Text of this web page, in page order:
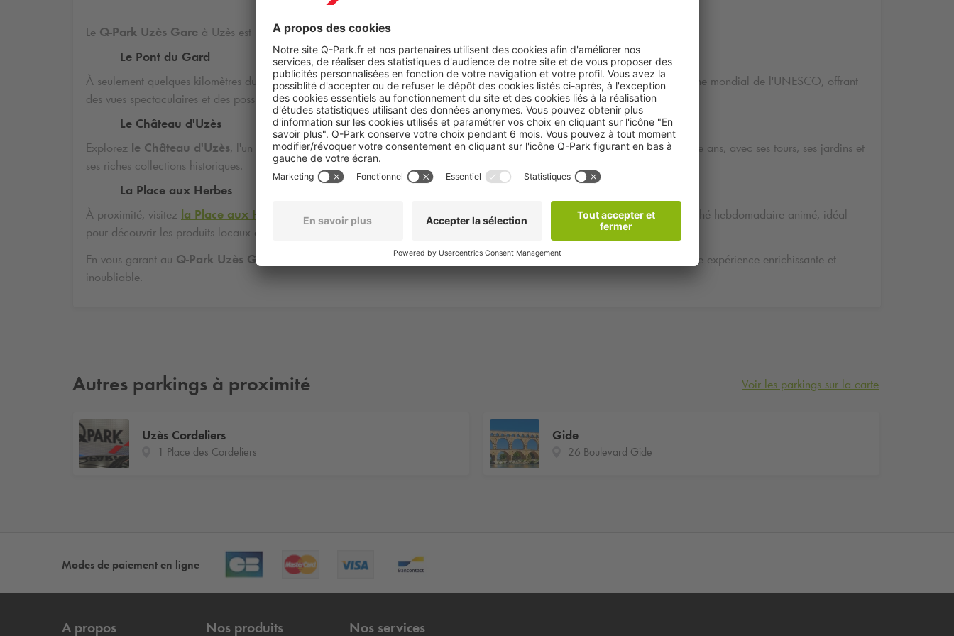
Le Q-Park Uzès Gare à Uzès est idéalement situé à quelques pas de plusieurs points d'intérêt :
Le Pont du Gard
À seulement quelques kilomètres du parking, découvrezle Pont du Gard, un aqueduc romain monumental inscrit au patrimoine mondial de l'UNESCO, offrant
des vues spectaculaires et des possibilités de randonnée.
Le Château d'Uzès
Explorez le Château d'Uzès, l'un des plus anciens châteaux de France encore habité par la même famille depuis plus de mille ans, avec ses tours, ses jardins et
ses riches collections historiques.
La Place aux Herbes
À proximité, visitez la Place aux Herbes
, une place pittoresque bordée de cafés, restaurants et boutiques, où se tient un marché hebdomadaire animé, idéal
pour découvrir les produits locaux et l'artisanat.
En vous garant au Q-Park Uzès Gare
, vous êtes au cœur de ces trésors historiques, culturels et naturels d'Uzès, promettant une expérience enrichissante et
inoubliable.
Autres parkings à proximité Voir les parkings sur la carte
Uzès Cordeliers
1 Place des Cordeliers
Gide
26 Boulevard Gide
Modes de paiement en ligne
A propos Nos produits Nos services